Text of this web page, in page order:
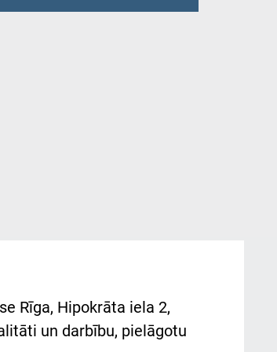
Rīga, Hipokrāta iela 2,
un darbību, pielāgotu